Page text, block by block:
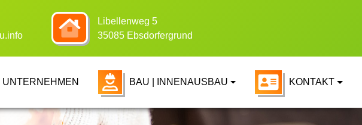
Libellenweg 5
35085 Ebsdorfergrund
UNTERNEHMEN BAU | INNENAUSBAU KONTAKT